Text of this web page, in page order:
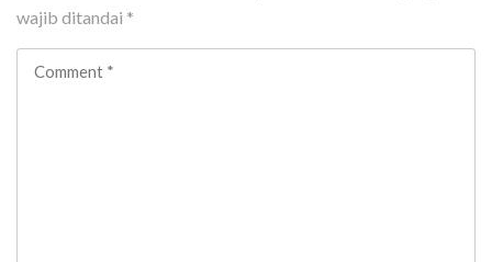
wajib ditandai *